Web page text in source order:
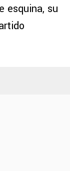
esquina, su